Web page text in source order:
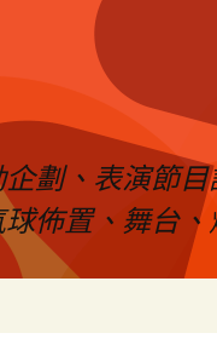
劃、表演節
佈置、舞台